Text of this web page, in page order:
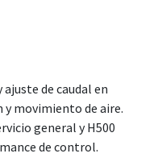
de caudal en
movimiento de aire.
general y H500
de control.